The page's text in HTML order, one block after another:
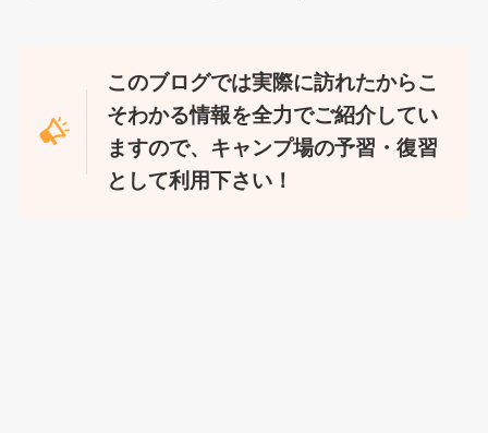
このブログでは実際に訪れたからこ
そわかる情報を全力でご紹介してい
ますので、キャンプ場の予習・復習
として利用下さい！